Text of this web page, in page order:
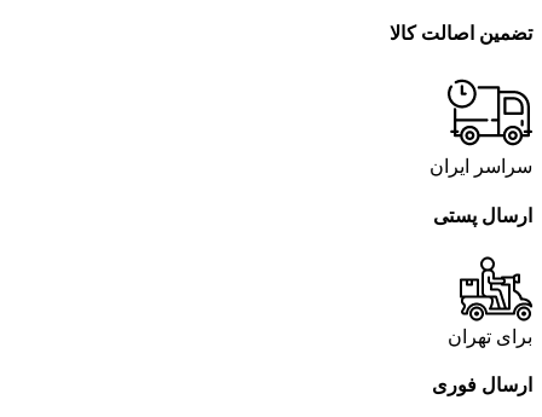
تضمین اصالت کالا
سراسر ایران
ارسال پستی
برای تهران
ارسال فوری